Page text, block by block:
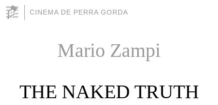
CINEMA DE PERRA GORDA
Mario Zampi
THE NAKED TRUTH